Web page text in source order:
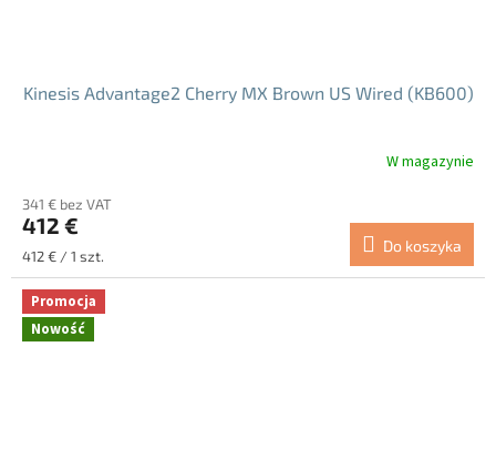
Kinesis Advantage2 Cherry MX Brown US Wired (KB600)
produktu
wynosi
5.0
5
gwiazdek.
W magazynie
341 € bez VAT
412 €
Cena
jednostkowa:
412 € / 1 szt.
Do koszyka
Promocja
Nowość